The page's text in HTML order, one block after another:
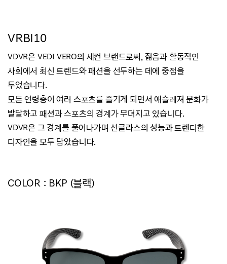
VRBI10
VDVR은 VEDI VERO의 세컨 브랜드로써, 젊음과 활동적인
사회에서 최신 트렌드와 패션을 선두하는 데에 중점을
두었습니다.
모든 연령층이 여러 스포츠를 즐기게 되면서 애슬레져 문화가
발달하고 패션과 스포츠의 경계가 무뎌지고 있습니다.
VDVR은 그 경계를 풀어나가며 선글라스의 성능과 트렌디한
디자인을 모두 담았습니다.
COLOR : BKP (블랙)